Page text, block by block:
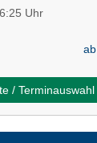
Uhr
ab
/ Terminauswahl